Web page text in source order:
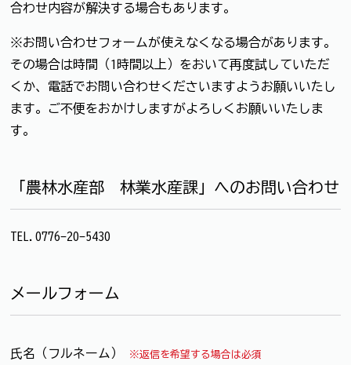
合わせ内容が解決する場合もあります。
※お問い合わせフォームが使えなくなる場合があります。
その場合は時間（1時間以上）をおいて再度試していただ
くか、電話でお問い合わせくださいますようお願いいたし
ます。ご不便をおかけしますがよろしくお願いいたしま
す。
「農林水産部 林業水産課」へのお問い合わせ
TEL.0776-20-5430
メールフォーム
氏名（フルネーム） ※返信を希望する場合は必須